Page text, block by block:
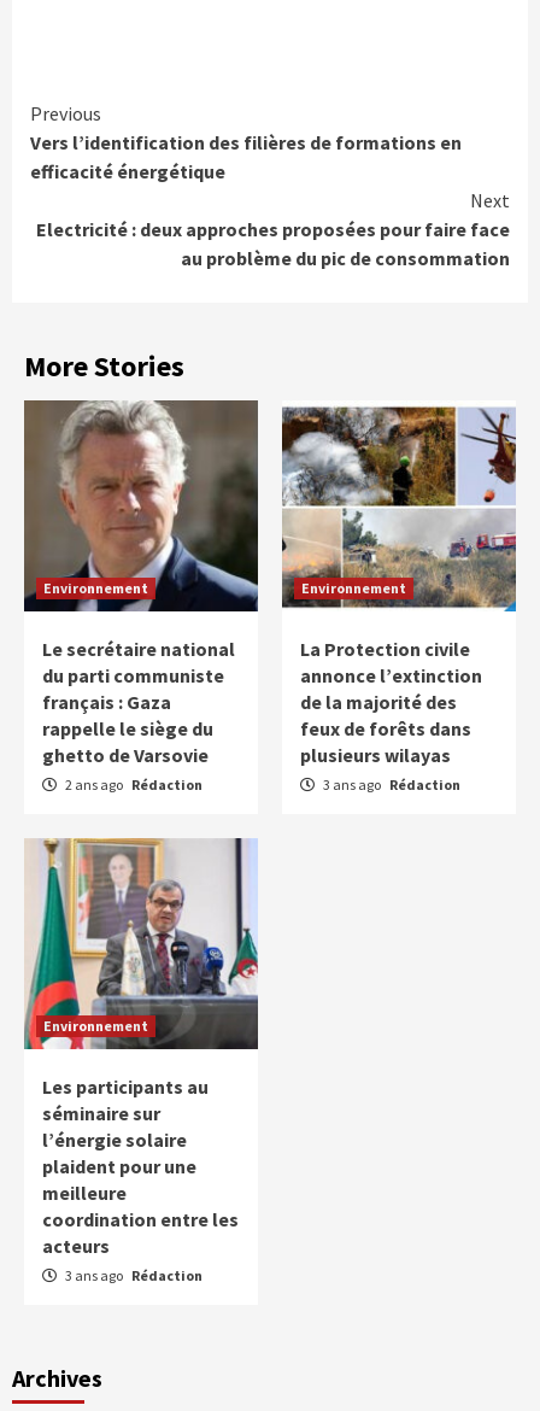
Continue
Reading
Previous
Vers l’identification des filières de formations en
efficacité énergétique
Next
Electricité : deux approches proposées pour faire face
au problème du pic de consommation
More Stories
Environnement
Le secrétaire national
du parti communiste
français : Gaza
rappelle le siège du
ghetto de Varsovie
2 ans ago Rédaction
Environnement
La Protection civile
annonce l’extinction
de la majorité des
feux de forêts dans
plusieurs wilayas
3 ans ago Rédaction
Environnement
Les participants au
séminaire sur
l’énergie solaire
plaident pour une
meilleure
coordination entre les
acteurs
3 ans ago Rédaction
Archives